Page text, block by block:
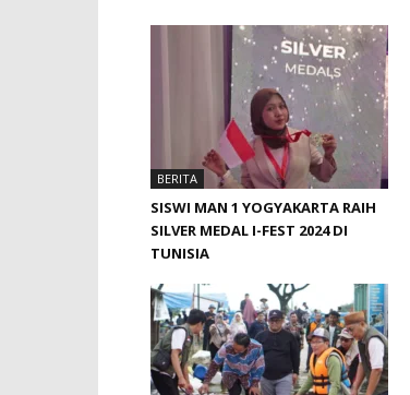
BERITA
SISWI MAN 1 YOGYAKARTA RAIH
SILVER MEDAL I-FEST 2024 DI
TUNISIA